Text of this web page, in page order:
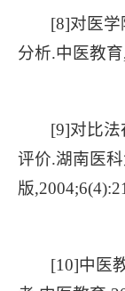
[8]对医学
分析.中医教
[9]对比法
评价.湖南医
版
[10]中医